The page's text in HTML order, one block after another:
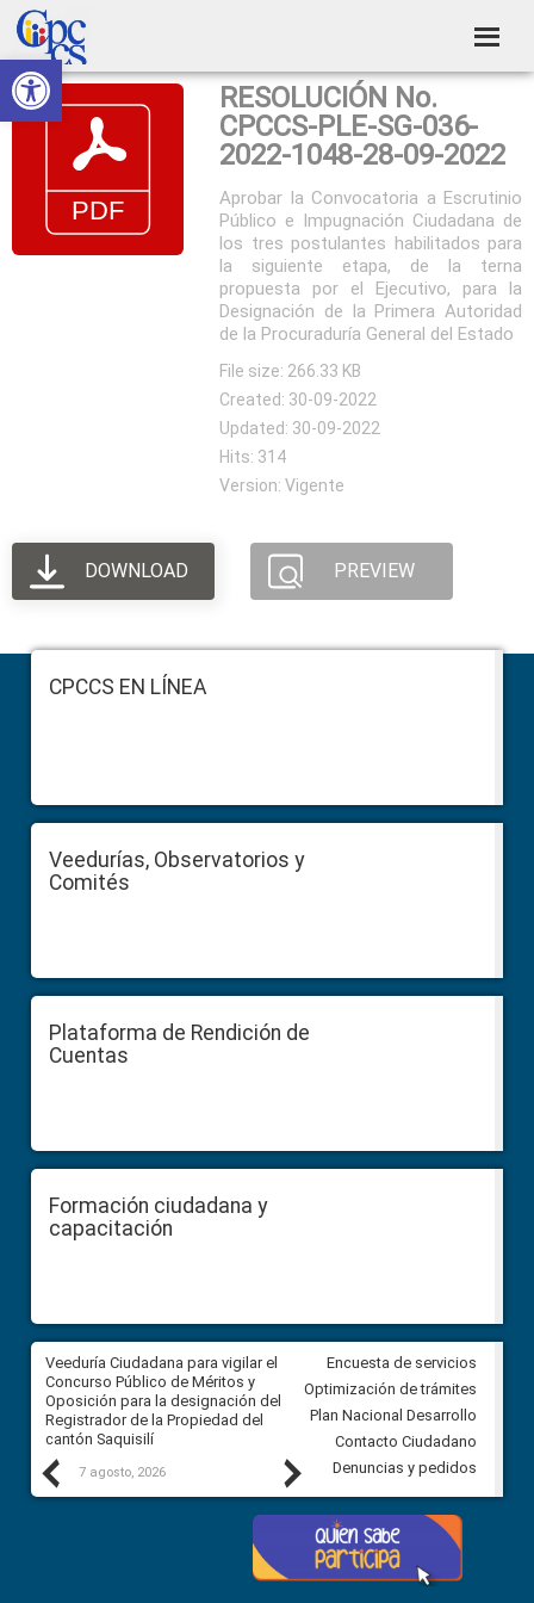
Abrir barra de herramientas
Skip
to
primary
navigation
Skip
to
main
content
Skip
to
primary
sidebar
Skip
to
footer
Consejo
de
Participación
Ciudadana
Construyendo
Poder
RESOLUCIÓN No.
CPCCS-PLE-SG-036-
2022-1048-28-09-2022
Aprobar la Convocatoria a Escrutinio
Público e Impugnación Ciudadana de
los tres postulantes habilitados para
la siguiente etapa, de la terna
propuesta por el Ejecutivo, para la
Designación de la Primera Autoridad
de la Procuraduría General del Estado
File size: 266.33 KB
Created: 30-09-2022
Updated: 30-09-2022
Hits: 314
Version: Vigente
DOWNLOAD PREVIEW
FooterCPCCS EN LÍNEA
Veedurías, Observatorios y
Comités
Plataforma de Rendición de
Cuentas
Formación ciudadana y
capacitación
Previous
Veeduría Ciudadana para vigilar el
Concurso Público de Méritos y
Oposición para la designación del
Registrador de la Propiedad del
cantón Saquisilí
7 agosto, 2026
Veeduría Ciudadana para
construcción del asfaltado de
Ballenita del cantón Santa
7 agosto, 2026
Next
Encuesta de servicios
Optimización de trámites
Plan Nacional Desarrollo
Contacto Ciudadano
Denuncias y pedidos